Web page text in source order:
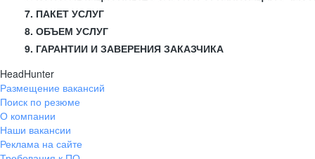
7. ПАКЕТ УСЛУГ
8. ОБЪЕМ УСЛУГ
9. ГАРАНТИИ И ЗАВЕРЕНИЯ ЗАКАЗЧИКА
HeadHunter
Размещение вакансий
Поиск по резюме
О компании
Наши вакансии
Реклама на сайте